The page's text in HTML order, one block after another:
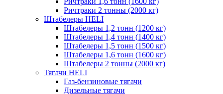
Ричтраки 2 тонны (2000 кг)
Штабелеры HELI
Штабелеры 1,2 тонн (1200 кг)
Штабелеры 1,4 тонн (1400 кг)
Штабелеры 1,5 тонн (1500 кг)
Штабелеры 1,6 тонн (1600 кг)
Штабелеры 2 тонны (2000 кг)
Тягачи HELI
Газ-бензиновые тягачи
Дизельные тягачи